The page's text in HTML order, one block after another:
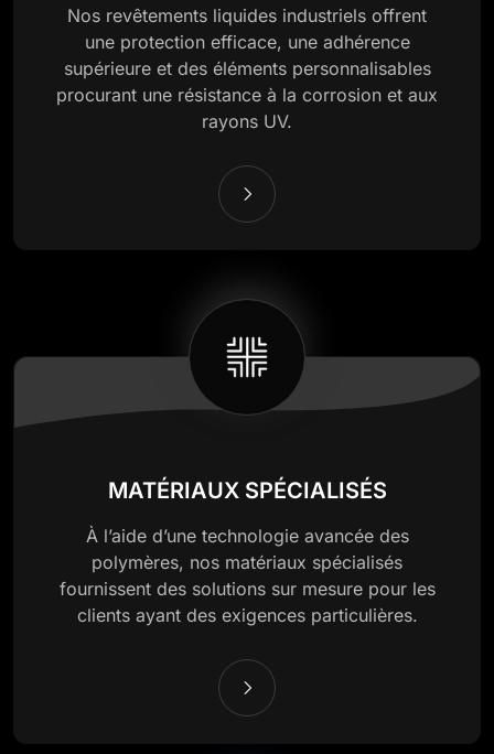
Nos revêtements liquides industriels offrent
une protection efficace, une adhérence
supérieure et des éléments personnalisables
procurant une résistance à la corrosion et aux
rayons UV.
MATÉRIAUX SPÉCIALISÉS
À l’aide d’une technologie avancée des
polymères, nos matériaux spécialisés
fournissent des solutions sur mesure pour les
clients ayant des exigences particulières.